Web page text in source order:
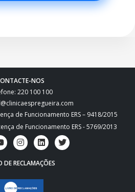
NOS
220 100 100
de Funcionamento ERS – 9418/2015
de Funcionamento ERS - 5769/2013
DE RECLAMAÇÕES